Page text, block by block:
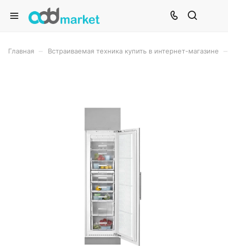
Главная Встраиваемая техника купить в интернет-магазине